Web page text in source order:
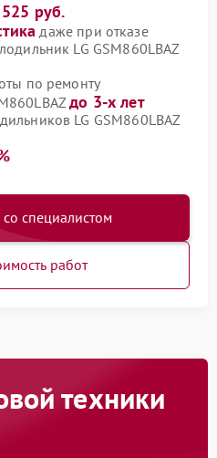
руб.
даже при отказе
LG GSM860LBAZ
по ремонту
до 3-х лет
LG GSM860LBAZ
со специалистом
работ
техники